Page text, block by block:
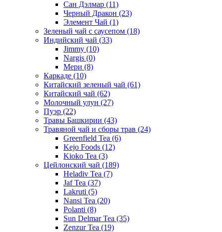
Сан Дэлмар (11)
Черный Дракон (23)
Элемент Чай (1)
Зеленый чай с саусепом (18)
Индийский чай (33)
Jimmy (10)
Nargis (0)
Мери (8)
Каркаде (10)
Китайский зеленый чай (61)
Китайский чай (62)
Молочный улун (27)
Пуэр (22)
Травы Башкирии (43)
Травяной чай и сборы трав (24)
Greenfield Tea (6)
Kejo Foods (12)
Kioko Tea (3)
Цейлонский чай (189)
Heladiv Tea (7)
Jaf Tea (37)
Lakruti (5)
Nansi Tea (20)
Polanti (8)
Sun Delmar Tea (35)
Zenzur Tea (19)